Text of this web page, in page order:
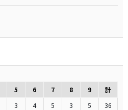
5 6 7 8 9
計
3 4 5 3 5
36